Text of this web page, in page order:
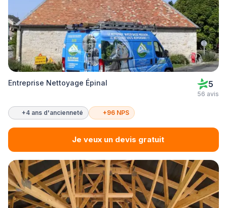
Entreprise Nettoyage Épinal 5
56 avis
+4 ans d'ancienneté +96 NPS
Je veux un devis gratuit